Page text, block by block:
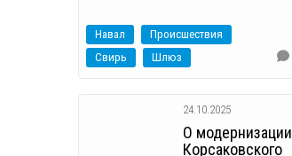
Навал
Происшествия
Свирь
Шлюз
24.10.2025
О модернизации
Корсаковского